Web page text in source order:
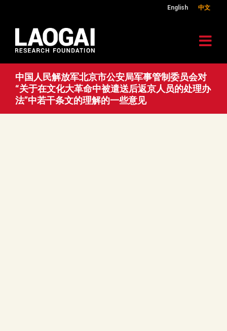
English 中文
中国人民解放军北京市公安局军事管制委员会对
“关于在文化大革命中被遣送后返京人员的处理办
法”中若干条文的理解的一些意见